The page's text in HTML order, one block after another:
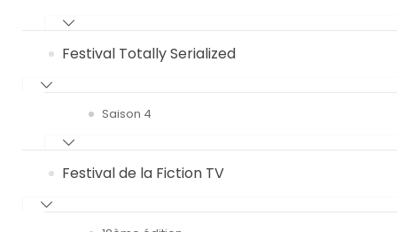
Festival Totally Serialized
Saison 4
Festival de la Fiction TV